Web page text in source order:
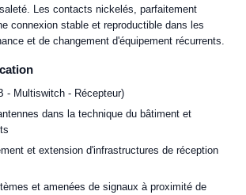
Les contacts nickelés, parfaitement
connexion stable et reproductible dans les
et de changement d'équipement récurrents.
- Multiswitch - Récepteur)
dans la technique du bâtiment et
et extension d'infrastructures de réception
et amenées de signaux à proximité de